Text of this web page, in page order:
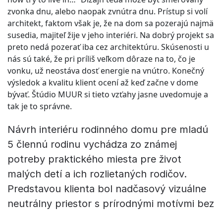
zvonka dnu, alebo naopak zvnútra dnu. Prístup si volí
architekt, faktom však je, že na dom sa pozerajú najmä
susedia, majiteľ žije v jeho interiéri. Na dobrý projekt sa
preto nedá pozerať iba cez architektúru. Skúsenosti u
nás sú také, že pri príliš veľkom dôraze na to, čo je
vonku, už neostáva dosť energie na vnútro. Konečný
výsledok a kvalitu klient ocení až keď začne v dome
bývať. Štúdio MUUR si tieto vzťahy jasne uvedomuje a
tak je to správne.
Návrh interiéru rodinného domu pre mladú
5 člennú rodinu vychádza zo známej
potreby praktického miesta pre život
malých detí a ich rozlietaných rodičov.
Predstavou klienta bol nadčasový vizuálne
neutrálny priestor s prírodnými motívmi bez